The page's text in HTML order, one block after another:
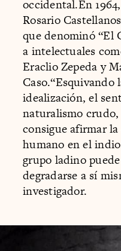
occidental.En
Rosario
que denominó “El
a intelectuales
Eraclio Zepeda y
Caso.“Esquivando
idealización, el
naturalismo crudo,
consigue afirmar
humano en el
grupo ladino
degradarse a sí
investigador.